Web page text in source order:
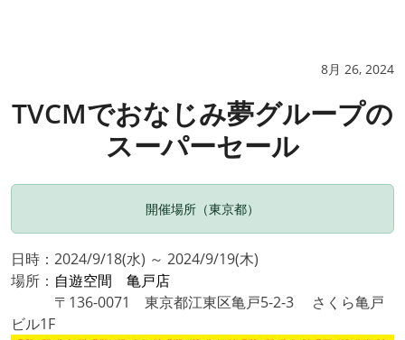
8月 26, 2024
TVCMでおなじみ夢グループの
スーパーセール
開催場所（東京都）
日時：2024/9/18(水) ～ 2024/9/19(木)
場所： 自遊空間 亀戸店
〒136-0071 東京都江東区亀戸5-2-3 さくら亀戸
ビル1F